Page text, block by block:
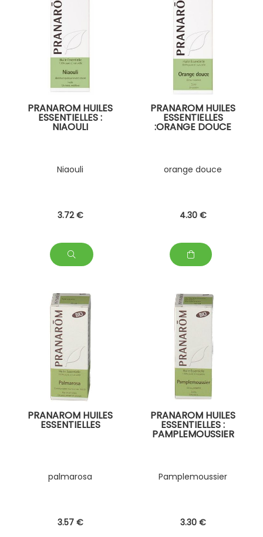
PRANAROM HUILES
ESSENTIELLES :
NIAOULI
Niaouli
3.72 €
PRANAROM HUILES
ESSENTIELLES
:ORANGE DOUCE
orange douce
4.30 €
PRANAROM HUILES
ESSENTIELLES
palmarosa
3.57 €
PRANAROM HUILES
ESSENTIELLES :
PAMPLEMOUSSIER
Pamplemoussier
3.30 €